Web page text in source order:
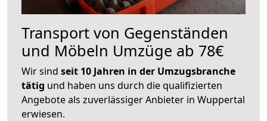
Transport von Gegenständen
und Möbeln Umzüge ab 78€
Wir sind seit 10 Jahren in der Umzugsbranche
tätig und haben uns durch die qualifizierten
Angebote als zuverlässiger Anbieter in Wuppertal
erwiesen.